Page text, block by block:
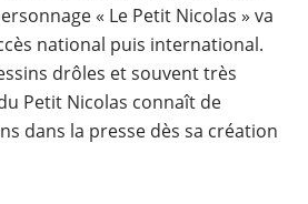
« Le Petit Nicolas » va
national puis international.
drôles et souvent très
Petit Nicolas connaît de
dans la presse dès sa création